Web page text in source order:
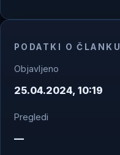
PODATKI O ČLANKU
Objavljeno
25.04.2024, 10:19
Pregledi
—